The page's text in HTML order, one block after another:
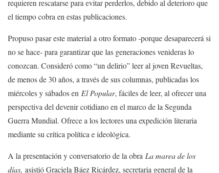
requieren rescatarse para evitar perderlos, debido al deterioro que
el tiempo cobra en estas publicaciones.
Propuso pasar este material a otro formato -porque desaparecerá si
no se hace- para garantizar que las generaciones venideras lo
conozcan. Consideró como “un delirio” leer al joven Revueltas,
de menos de 30 años, a través de sus columnas, publicadas los
miércoles y sábados en El Popular, fáciles de leer, al ofrecer una
perspectiva del devenir cotidiano en el marco de la Segunda
Guerra Mundial. Ofrece a los lectores una expedición literaria
mediante su crítica política e ideológica.
A la presentación y conversatorio de la obra La marea de los
días, asistió Graciela Báez Ricárdez, secretaria general de la